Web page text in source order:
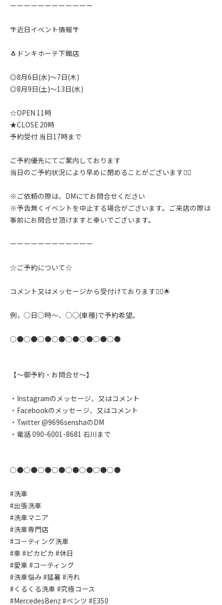
ーーーーーーーーーーーー
🌴近日イベント情報🌴
🐧ドンキホーテ下館店
◎8月6日(水)〜7日(木)
◎8月9日(土)〜13日(水)
☆OPEN 11時
★CLOSE 20時
予約受付 当日17時まで
ご予約優先にてご案内しております
当日のご予約状況により早めに閉めることがございます🙇‍♂️
※ご依頼の際は、DMにてお問合せください
※予告無くイベントを中止する場合がございます。ご来店の際は
事前にお問合せ頂けますと幸いでございます。
ーーーーーーーーーーーー
☆ご予約について☆
コメント又はメッセージから受付けております🙇‍♂️🌟
例，◯日◯時〜、◯◯(車種)で予約希望。
○●○●○●○●○●○●○●○●
【〜御予約・お問合せ〜】
・Instagramのメッセージ、又はコメント
・Facebookのメッセージ、又はコメント
・Twitter @9696senshaのDM
・電話 090-6001-8681 石川まで
○●○●○●○●○●○●○●○●
#洗車
#出張洗車
#洗車マニア
#洗車専門店
#コーティング洗車
#車 #ピカピカ #休日
#愛車 #コーティング
#洗車悩み #猛暑 #汚れ
#くるくる洗車 #究極コース
#MercedesBenz #ベンツ #E350